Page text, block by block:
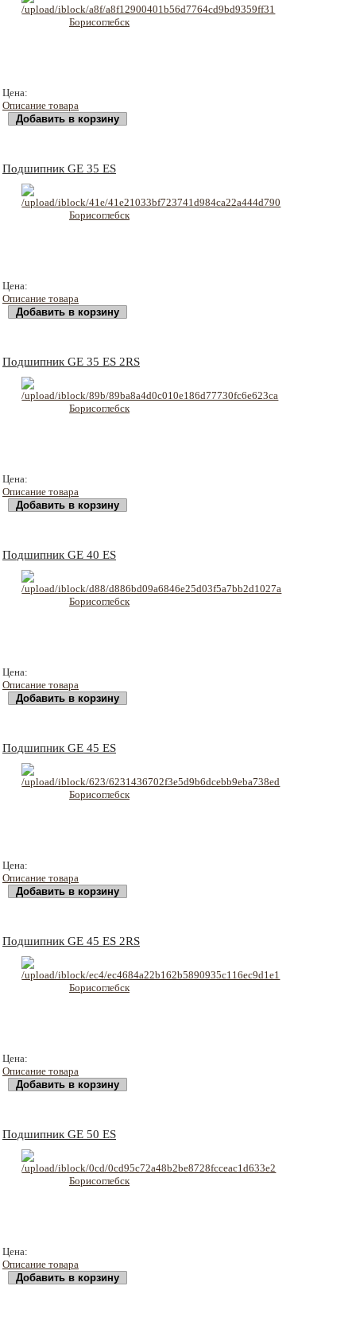
Цена:
Описание товара
Подшипник GE 35 ES
Цена:
Описание товара
Подшипник GE 35 ES 2RS
Цена:
Описание товара
Подшипник GE 40 ES
Цена:
Описание товара
Подшипник GE 45 ES
Цена:
Описание товара
Подшипник GE 45 ES 2RS
Цена:
Описание товара
Подшипник GE 50 ES
Цена:
Описание товара